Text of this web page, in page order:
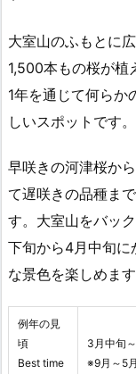
大室山のふもとに
1,500本もの桜が植
1年を通じて何らか
しいスポットです。
早咲きの河津桜か
て遅咲きの品種ま
す。大室山をバッ
下旬から4月中旬に
な景色を楽しめます
例年の見
頃
Best time
3月中旬
※9月～5